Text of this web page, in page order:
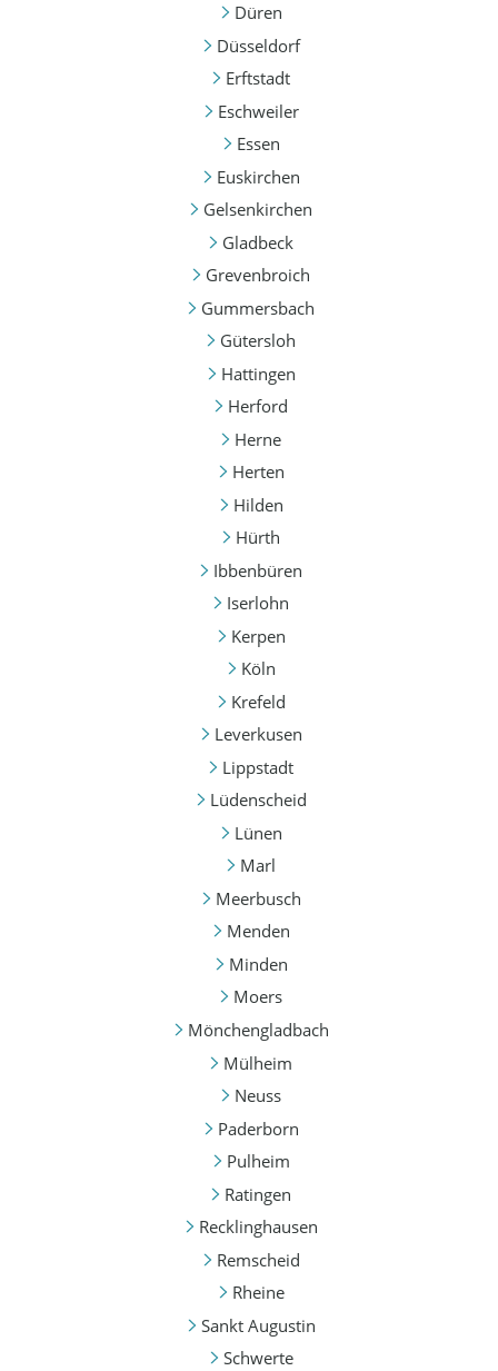
Düren
Düsseldorf
Erftstadt
Eschweiler
Essen
Euskirchen
Gelsenkirchen
Gladbeck
Grevenbroich
Gummersbach
Gütersloh
Hattingen
Herford
Herne
Herten
Hilden
Hürth
Ibbenbüren
Iserlohn
Kerpen
Köln
Krefeld
Leverkusen
Lippstadt
Lüdenscheid
Lünen
Marl
Meerbusch
Menden
Minden
Moers
Mönchengladbach
Mülheim
Neuss
Paderborn
Pulheim
Ratingen
Recklinghausen
Remscheid
Rheine
Sankt Augustin
Schwerte